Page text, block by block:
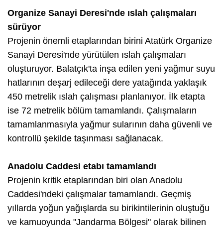
Organize Sanayi Deresi'nde ıslah çalışmaları
sürüyor
Projenin önemli etaplarından birini Atatürk Organize
Sanayi Deresi'nde yürütülen ıslah çalışmaları
oluşturuyor. Balatçık'ta inşa edilen yeni yağmur suyu
hatlarının deşarj edileceği dere yatağında yaklaşık
450 metrelik ıslah çalışması planlanıyor. İlk etapta
ise 72 metrelik bölüm tamamlandı. Çalışmaların
tamamlanmasıyla yağmur sularının daha güvenli ve
kontrollü şekilde taşınması sağlanacak.
Anadolu Caddesi etabı tamamlandı
Projenin kritik etaplarından biri olan Anadolu
Caddesi'ndeki çalışmalar tamamlandı. Geçmiş
yıllarda yoğun yağışlarda su birikintilerinin oluştuğu
ve kamuoyunda "Jandarma Bölgesi" olarak bilinen